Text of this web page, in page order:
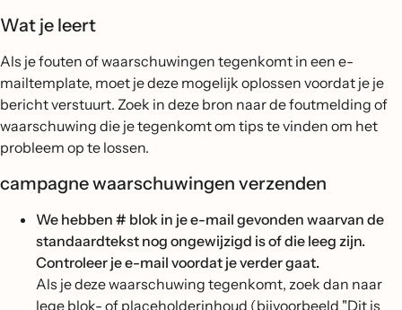
Wat je leert
Als je fouten of waarschuwingen tegenkomt in een e-
mailtemplate, moet je deze mogelijk oplossen voordat je je
bericht verstuurt. Zoek in deze bron naar de foutmelding of
waarschuwing die je tegenkomt om tips te vinden om het
probleem op te lossen.
campagne waarschuwingen verzenden
We hebben # blok in je e-mail gevonden waarvan de
standaardtekst nog ongewijzigd is of die leeg zijn.
Controleer je e-mail voordat je verder gaat.
Als je deze waarschuwing tegenkomt, zoek dan naar
lege blok- of placeholderinhoud (bijvoorbeeld "Dit is